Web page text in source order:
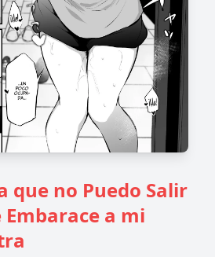
que no Puedo Salir
a mi